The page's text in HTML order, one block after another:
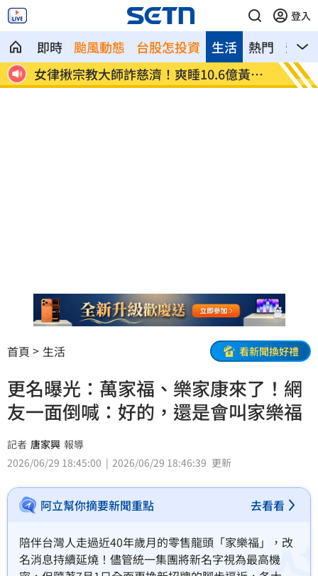
登入
即時 颱風動態 台股怎投資 熱門 影音
生活
驟
女律揪宗教大師詐慈濟！爽睡10.6億黃金
堆
台男
首頁 生活 看新聞換好禮
更名曝光：萬家福、樂家康來了！網
友一面倒喊：好的，還是會叫家樂福
記者 唐家興 報導
2026/06/29 18:45:00
2026/06/29 18:46:39 更新
阿立幫你摘要新聞重點 去看看
陪伴台灣人走過近40年歲月的零售龍頭「家樂福」，改
名消息持續延燒！儘管統一集團將新名字視為最高機